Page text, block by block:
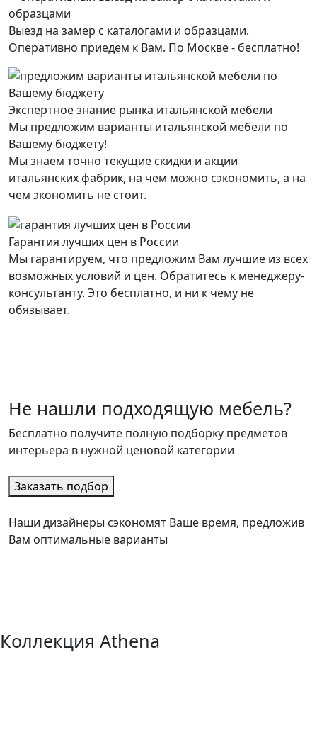
Выезд на замер с каталогами и образцами.
Оперативно приедем к Вам. По Москве - бесплатно!
Экспертное знание рынка итальянской мебели
Мы предложим варианты итальянской мебели по
Вашему бюджету!
Мы знаем точно текущие скидки и акции
итальянских фабрик, на чем можно сэкономить, а на
чем экономить не стоит.
Гарантия лучших цен в России
Мы гарантируем, что предложим Вам лучшие из всех
возможных условий и цен. Обратитесь к менеджеру-
консультанту. Это бесплатно, и ни к чему не
обязывает.
Не нашли подходящую мебель?
Бесплатно получите полную подборку предметов
интерьера в нужной ценовой категории
Заказать подбор
Наши дизайнеры сэкономят Ваше время, предложив
Вам оптимальные варианты
Коллекция Athena